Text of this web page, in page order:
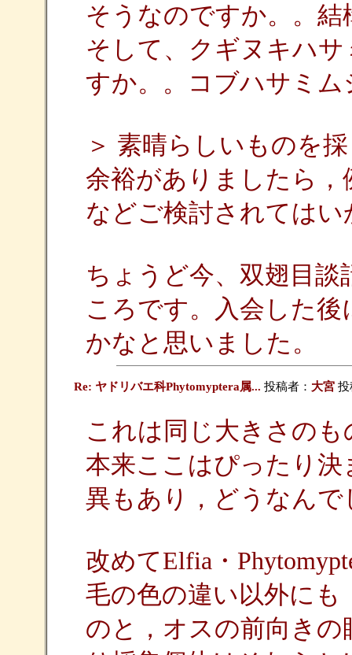
そうなのですか。。
そして、クギヌキハ
すか。。コブハサミ
＞ 素晴らしいものを
余裕がありましたら
などご検討されては
ちょうど今、双翅目
ころです。入会した
かなと思いました。
Re: ヤドリバエ科Phytomyptera属... 投稿者： 大宮 投
これは同じ大きさの
本来ここはぴったり
異もあり，どうなんで
改めてElfia・
毛の色の違い以外にも
のと，オスの前向き